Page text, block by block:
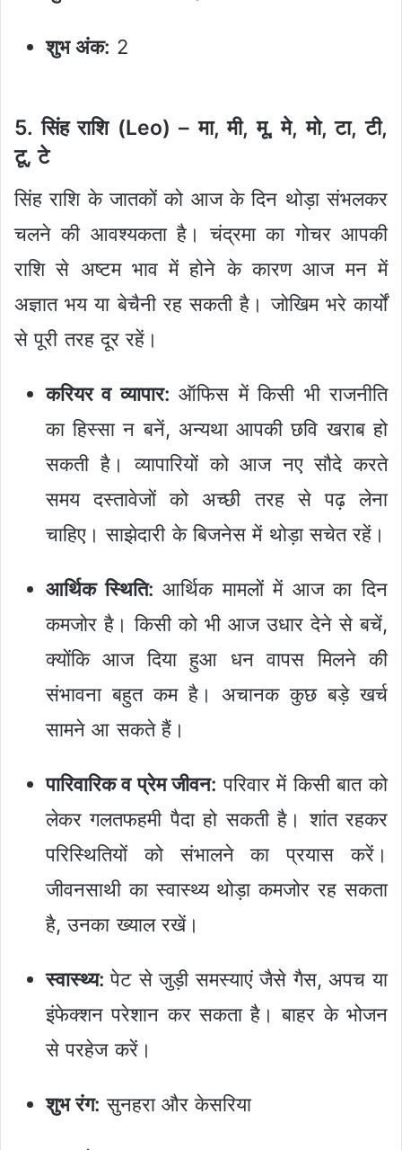
शुभ अंक: 2
5. सिंह राशि (Leo) – मा, मी, मू, मे, मो, टा, टी,
टू, टे
सिंह राशि के जातकों को आज के दिन थोड़ा संभलकर
चलने की आवश्यकता है। चंद्रमा का गोचर आपकी
राशि से अष्टम भाव में होने के कारण आज मन में
अज्ञात भय या बेचैनी रह सकती है। जोखिम भरे कार्यों
से पूरी तरह दूर रहें।
करियर व व्यापार: ऑफिस में किसी भी राजनीति
का हिस्सा न बनें, अन्यथा आपकी छवि खराब हो
सकती है। व्यापारियों को आज नए सौदे करते
समय दस्तावेजों को अच्छी तरह से पढ़ लेना
चाहिए। साझेदारी के बिजनेस में थोड़ा सचेत रहें।
आर्थिक स्थिति: आर्थिक मामलों में आज का दिन
कमजोर है। किसी को भी आज उधार देने से बचें,
क्योंकि आज दिया हुआ धन वापस मिलने की
संभावना बहुत कम है। अचानक कुछ बड़े खर्च
सामने आ सकते हैं।
पारिवारिक व प्रेम जीवन: परिवार में किसी बात को
लेकर गलतफहमी पैदा हो सकती है। शांत रहकर
परिस्थितियों को संभालने का प्रयास करें।
जीवनसाथी का स्वास्थ्य थोड़ा कमजोर रह सकता
है, उनका ख्याल रखें।
स्वास्थ्य: पेट से जुड़ी समस्याएं जैसे गैस, अपच या
इंफेक्शन परेशान कर सकता है। बाहर के भोजन
से परहेज करें।
शुभ रंग: सुनहरा और केसरिया